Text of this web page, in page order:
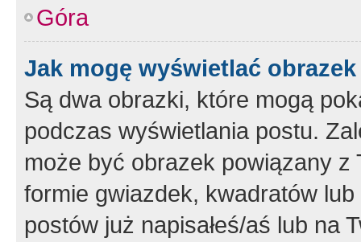
Góra
Jak mogę wyświetlać
Są dwa obrazki, które mogą
podczas wyświetlania postu.
może być obrazek powiązany z
formie gwiazdek, kwadratów
postów już napisałeś/aś lub na